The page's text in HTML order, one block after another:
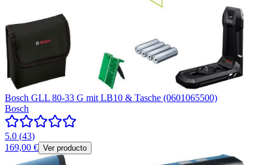
Bosch GLL 80-33 G mit LB10 & Tasche (0601065500)
Bosch
5.0 (43)
169,00 € Ver producto